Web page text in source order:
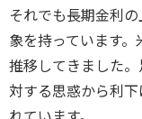
それでも長期金利
象を持っています
推移してきました
対する思惑から利